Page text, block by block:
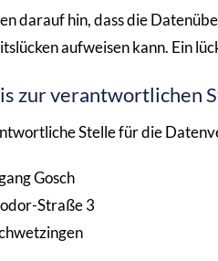
darauf hin, dass die
aufweisen kann. Ein
zur verantwortlichen
Stelle für die
Gosch
Straße 3